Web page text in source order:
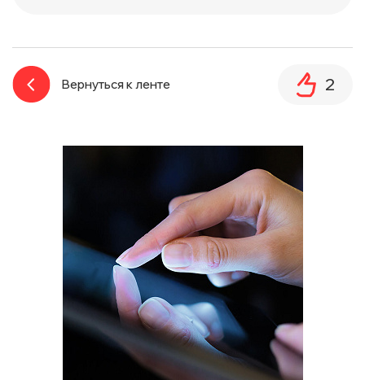
Вернуться к ленте 2